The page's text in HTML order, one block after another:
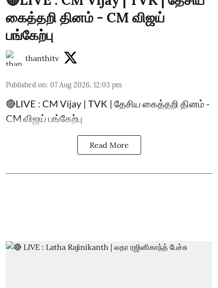
கைத்தறி தினம் - CM விஜய்
பங்கேற்பு
thanthitv
Published on: 07 Aug 2026, 12:03 pm
🔴LIVE : CM Vijay | TVK | தேசிய கைத்தறி தினம் -
CM விஜய் பங்கேற்பு
Read More